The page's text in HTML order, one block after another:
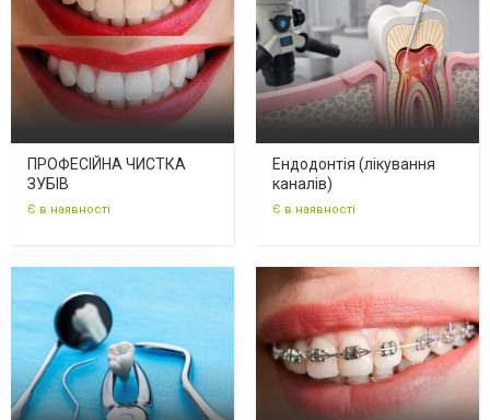
ПРОФЕСІЙНА ЧИСТКА
ЗУБІВ
Є в наявності
Ендодонтія (лікування
каналів)
Є в наявності